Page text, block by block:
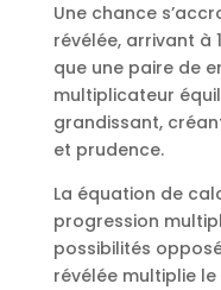
Une chance
révélée, arrivant à
que une paire de
multiplicateur
grandissant,
et prudence.
La équation de
progression
possibilités
révélée multiplie